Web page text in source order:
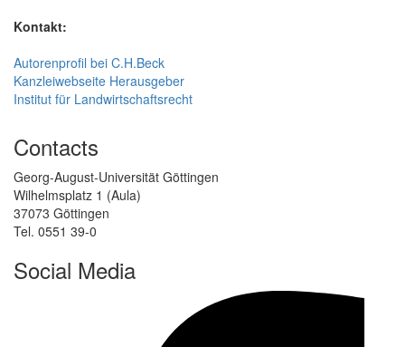
Kontakt:
Autorenprofil bei C.H.Beck
Kanzleiwebseite Herausgeber
Institut für Landwirtschaftsrecht
Contacts
Georg-August-Universität Göttingen
Wilhelmsplatz 1 (Aula)
37073 Göttingen
Tel. 0551 39-0
Social Media